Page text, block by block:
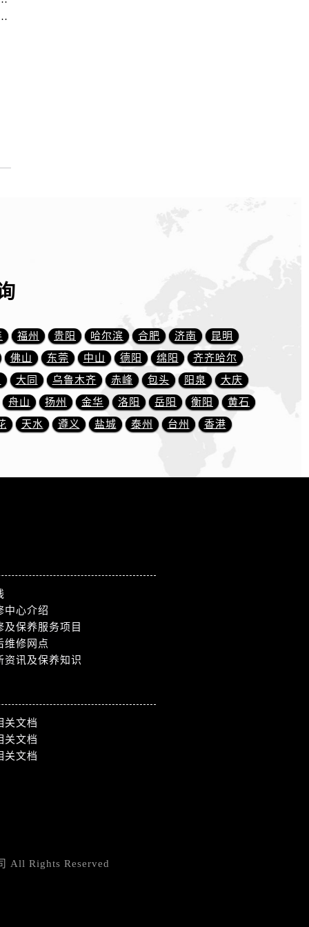
话及门店地址权威信息公告（2026年7月最新）
福州 贵阳 哈尔滨 合肥 济南
昆明
佛山 东莞 中山 德阳 绵阳
齐齐哈尔
大同 乌鲁木齐 赤峰 包头 阳泉
大庆
舟山 扬州 金华 洛阳 岳阳 衡阳
黄石
天水 遵义 盐城 泰州 台州 香港
中心介绍
及保养服务项目
维修网点
资讯及保养知识
关文档
关文档
关文档
All Rights Reserved